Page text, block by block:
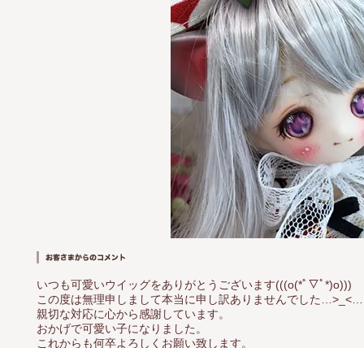
いつも可愛いウイッグをありがとうございます(((o(*ﾟ▽ﾟ*)o)))
この度は無理申しまして本当に申し訳ありませんでした…>_<…
親切な対応に心から感謝しています。
おかげで可愛い子になりました。
これからも何卒よろしくお願い致します。